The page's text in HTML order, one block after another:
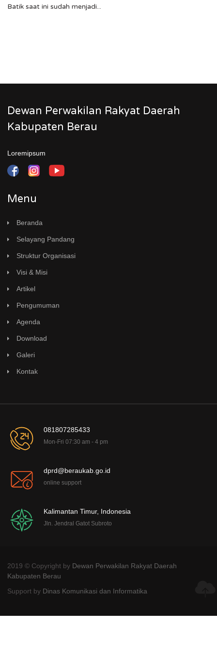
Batik saat ini sudah menjadi...
Dewan Perwakilan Rakyat Daerah
Kabupaten Berau
Loremipsum
Menu
Beranda
Selayang Pandang
Struktur Organisasi
Visi & Misi
Artikel
Pengumuman
Agenda
Download
Galeri
Kontak
081807285433
Mon-Fri 07:30 am - 4 pm
dprd@beraukab.go.id
online support
Kalimantan Timur, Indonesia
Jln. Jendral Gatot Subroto
2019 © Copyright by Dewan Perwakilan Rakyat Daerah
Kabupaten Berau
Support by Dinas Komunikasi dan Informatika